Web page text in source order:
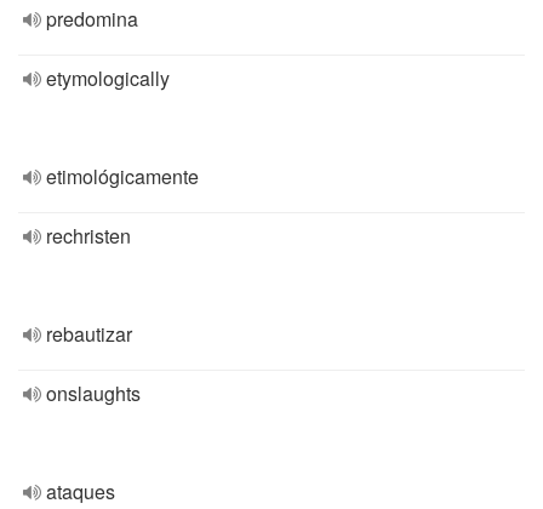
predomina
etymologically
etimológicamente
rechristen
rebautizar
onslaughts
ataques